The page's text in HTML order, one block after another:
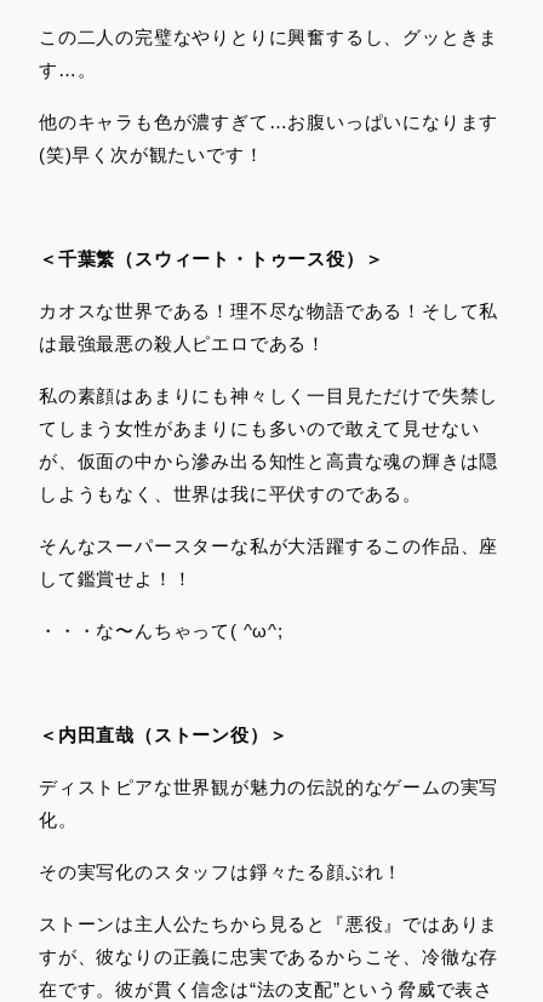
この二人の完璧なやりとりに興奮するし、グッときま
す…。
他のキャラも色が濃すぎて…お腹いっぱいになります
(笑)早く次が観たいです！
＜千葉繁（スウィート・トゥース役）＞
カオスな世界である！理不尽な物語である！そして私
は最強最悪の殺人ピエロである！
私の素顔はあまりにも神々しく一目見ただけで失禁し
てしまう女性があまりにも多いので敢えて見せない
が、仮面の中から滲み出る知性と高貴な魂の輝きは隠
しようもなく、世界は我に平伏すのである。
そんなスーパースターな私が大活躍するこの作品、座
して鑑賞せよ！！
・・・な〜んちゃって( ^ω^;
＜内田直哉（ストーン役）＞
ディストピアな世界観が魅力の伝説的なゲームの実写
化。
その実写化のスタッフは錚々たる顔ぶれ！
ストーンは主人公たちから見ると『悪役』ではありま
すが、彼なりの正義に忠実であるからこそ、冷徹な存
在です。彼が貫く信念は“法の支配”という脅威で表さ